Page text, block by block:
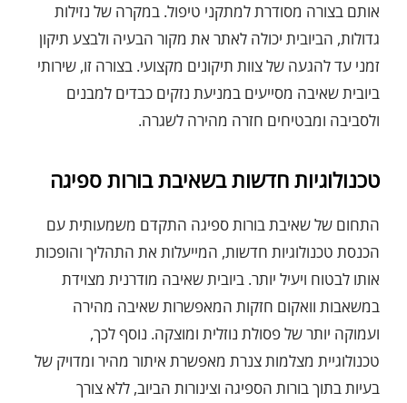
אותם בצורה מסודרת למתקני טיפול. במקרה של נזילות
גדולות, הביובית יכולה לאתר את מקור הבעיה ולבצע תיקון
זמני עד להגעה של צוות תיקונים מקצועי. בצורה זו, שירותי
ביובית שאיבה מסייעים במניעת נזקים כבדים למבנים
ולסביבה ומבטיחים חזרה מהירה לשגרה.
טכנולוגיות חדשות בשאיבת בורות ספיגה
התחום של שאיבת בורות ספיגה התקדם משמעותית עם
הכנסת טכנולוגיות חדשות, המייעלות את התהליך והופכות
אותו לבטוח ויעיל יותר. ביובית שאיבה מודרנית מצוידת
במשאבות וואקום חזקות המאפשרות שאיבה מהירה
ועמוקה יותר של פסולת נוזלית ומוצקה. נוסף לכך,
טכנולוגיית מצלמות צנרת מאפשרת איתור מהיר ומדויק של
בעיות בתוך בורות הספיגה וצינורות הביוב, ללא צורך